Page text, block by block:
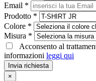
Email *
Prodotto *
Colore *
Misura *
Acconsento al
informazioni leggi qui
Invia richiesta
×